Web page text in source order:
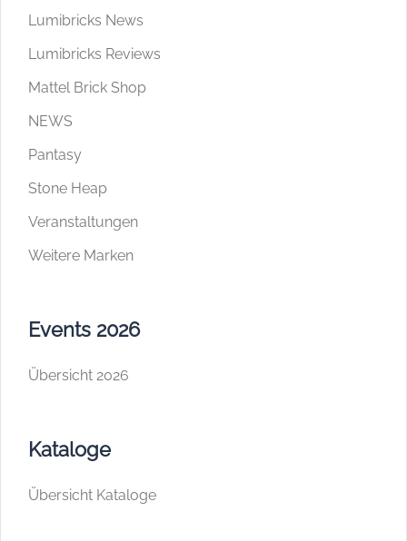
Lumibricks News
Lumibricks Reviews
Mattel Brick Shop
NEWS
Pantasy
Stone Heap
Veranstaltungen
Weitere Marken
Events 2026
Übersicht 2026
Kataloge
Übersicht Kataloge